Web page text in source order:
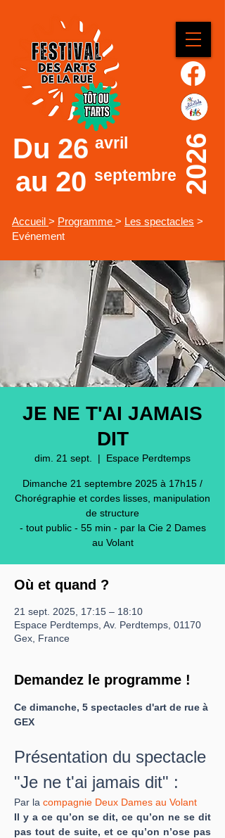
Du 26
au 20
avril
septembre 2026
Accueil > Programme > Les spectacles >
Evénement
JE NE T'AI JAMAIS
DIT
dim. 21 sept.
  |
Espace Perdtemps
Dimanche 21 septembre 2025 à 17h15 /
Chorégraphie et cordes lisses, manipulation
de structure
- tout public - 55 min - par la Cie 2 Dames
au Volant
Où et quand ?
21 sept. 2025, 17:15 – 18:10
Espace Perdtemps, Av. Perdtemps, 01170
Gex, France
Demandez le programme !
Ce dimanche, 5 spectacles d'art de rue à
GEX
Présentation du spectacle
"Je ne t'ai jamais dit" :
Par la compagnie Deux Dames au Volant
Il y a ce qu’on se dit, ce qu’on ne se dit
pas tout de suite, et ce qu’on n’ose pas